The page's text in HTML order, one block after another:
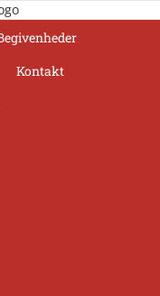
Kontakt